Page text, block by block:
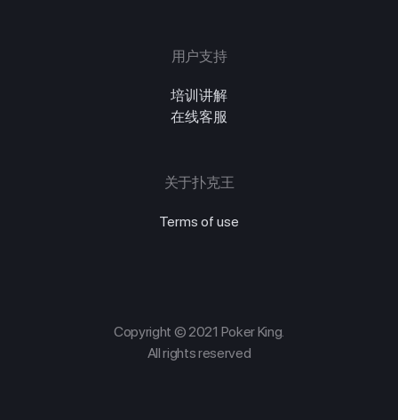
用户支持
培训讲解
在线客服
关于扑克王
Terms of use
Copyright © 2021 Poker King.
All rights reserved